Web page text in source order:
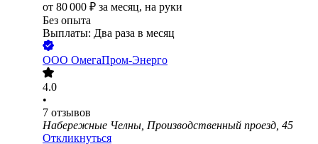
от 80 000 ₽ за месяц, на руки
Без опыта
Выплаты: Два раза в месяц
ООО ОмегаПром-Энерго
4.0
•
7 отзывов
Набережные Челны, Производственный проезд, 45
Откликнуться